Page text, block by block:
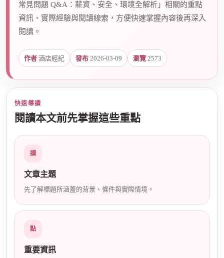
常見問題 Q&A：薪資、安全、環境全解析」相關的重點
資訊、實際經驗與閱讀線索，方便快速掌握內容後再深入
閱讀。
作者 酒店經紀 發布 2026-03-09 瀏覽 2573
快速導讀
閱讀本文前先掌握這些重點
讀
文章主題
先了解標題所涵蓋的背景、條件與實際情境。
點
重要資訊